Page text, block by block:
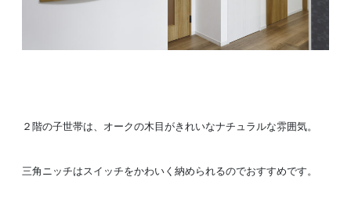
２階の子世帯は、オークの木目がきれいなナチュラルな雰囲気。
三角ニッチはスイッチをかわいく納められるのでおすすめです。